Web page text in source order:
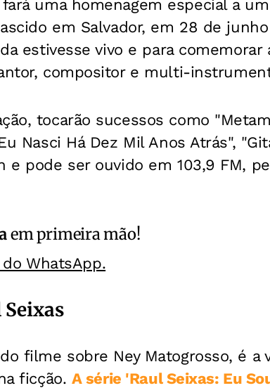
fará uma homenagem especial a
em Salvador, em 28 de
estivesse vivo e para comemorar
compositor e multi-
tocarão sucessos como
Nasci Há Dez Mil Anos Atrás",
e pode ser ouvido em 103,9 FM,
em primeira mão!
WhatsApp.
Seixas
filme sobre Ney Matogrosso, é a
ficção. A série 'Raul Seixas: Eu